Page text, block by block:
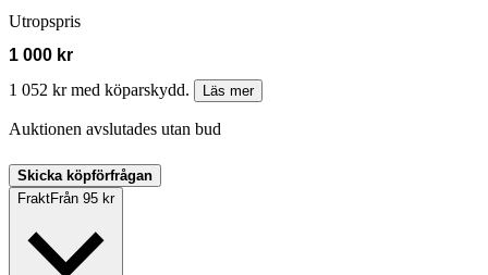
Utropspris
1 000 kr
1 052 kr med köparskydd.
Läs mer
Auktionen avslutades utan bud
Skicka köpförfrågan
FraktFrån 95 kr